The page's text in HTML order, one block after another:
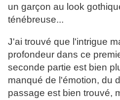
un garçon au look
ténébreuse...
J'ai trouvé que l'intrigue
profondeur dans ce
seconde partie est bien
manqué de l'émotion, du
passage est bien trouvé,